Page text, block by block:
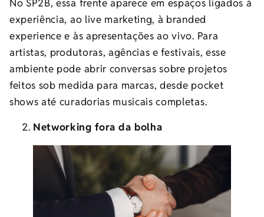
No SP2B, essa frente aparece em espaços ligados à
experiência, ao live marketing, à branded
experience e às apresentações ao vivo. Para
artistas, produtoras, agências e festivais, esse
ambiente pode abrir conversas sobre projetos
feitos sob medida para marcas, desde pocket
shows até curadorias musicais completas.
Networking fora da bolha